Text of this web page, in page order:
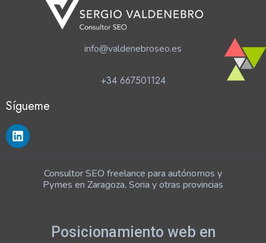
info@valdenebroseo.es
+34 667501124
Sígueme
Consultor SEO freelance para autónomos y
Pymes en Zaragoza, Soria y otras provincias
Posicionamiento web en